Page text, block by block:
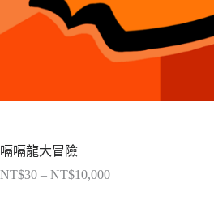
嗝嗝龍大冒險
NT$30 – NT$10,000價